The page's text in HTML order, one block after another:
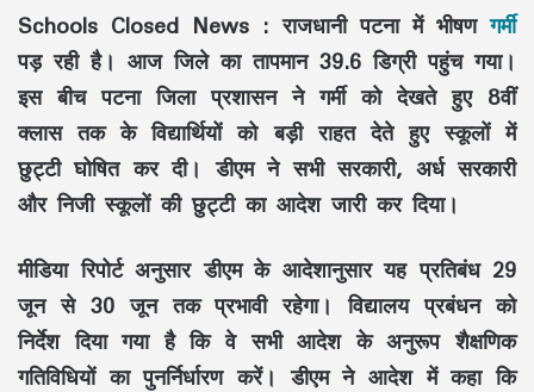
Schools Closed News : राजधानी पटना में भीषणगर्मी
पड़ रही है। आज जिले का तापमान 39.6 डिग्री पहुंच गया।
इस बीच पटना जिला प्रशासन ने गर्मी को देखते हुए 8वीं
क्लास तक के विद्यार्थियों को बड़ी राहत देते हुए स्कूलों में
छुट्टी घोषित कर दी। डीएम ने सभी सरकारी, अर्ध सरकारी
और निजी स्कूलों की छुट्टी का आदेश जारी कर दिया।
मीडिया रिपोर्ट अनुसार डीएम के आदेशानुसार यह प्रतिबंध 29
जून से 30 जून तक प्रभावी रहेगा। विद्यालय प्रबंधन को
निर्देश दिया गया है कि वे सभी आदेश के अनुरूप शैक्षणिक
गतिविधियों का पुनर्निर्धारण करें। डीएम ने आदेश में कहा कि